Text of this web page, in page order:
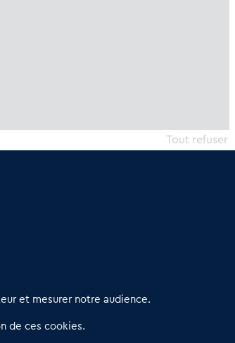
et mesurer notre audience.
de ces cookies.
Tout refuser